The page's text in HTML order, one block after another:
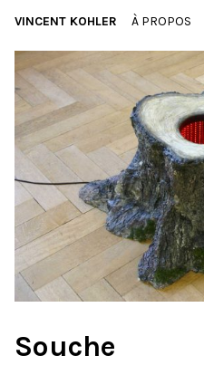
VINCENT KOHLER À PROPOS
Souche